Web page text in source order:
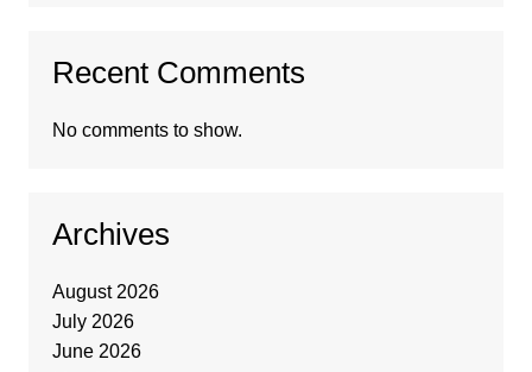
Recent Comments
No comments to show.
Archives
August 2026
July 2026
June 2026